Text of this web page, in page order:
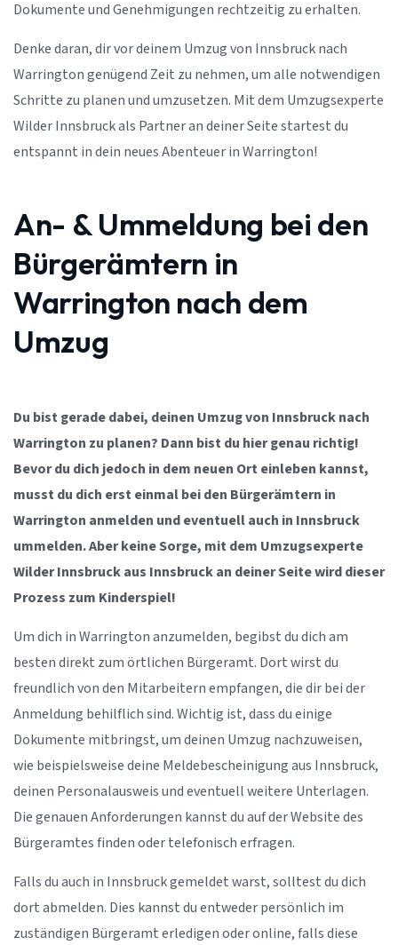
Dokumente und Genehmigungen rechtzeitig zu erhalten.
Denke daran, dir vor deinem Umzug von Innsbruck nach
Warrington genügend Zeit zu nehmen, um alle notwendigen
Schritte zu planen und umzusetzen. Mit dem Umzugsexperte
Wilder Innsbruck als Partner an deiner Seite startest du
entspannt in dein neues Abenteuer in Warrington!
An- & Ummeldung bei den
Bürgerämtern in
Warrington nach dem
Umzug
Du bist gerade dabei, deinen Umzug von Innsbruck nach
Warrington zu planen? Dann bist du hier genau richtig!
Bevor du dich jedoch in dem neuen Ort einleben kannst,
musst du dich erst einmal bei den Bürgerämtern in
Warrington anmelden und eventuell auch in Innsbruck
ummelden. Aber keine Sorge, mit dem Umzugsexperte
Wilder Innsbruck aus Innsbruck an deiner Seite wird dieser
Prozess zum Kinderspiel!
Um dich in Warrington anzumelden, begibst du dich am
besten direkt zum örtlichen Bürgeramt. Dort wirst du
freundlich von den Mitarbeitern empfangen, die dir bei der
Anmeldung behilflich sind. Wichtig ist, dass du einige
Dokumente mitbringst, um deinen Umzug nachzuweisen,
wie beispielsweise deine Meldebescheinigung aus Innsbruck,
deinen Personalausweis und eventuell weitere Unterlagen.
Die genauen Anforderungen kannst du auf der Website des
Bürgeramtes finden oder telefonisch erfragen.
Falls du auch in Innsbruck gemeldet warst, solltest du dich
dort abmelden. Dies kannst du entweder persönlich im
zuständigen Bürgeramt erledigen oder online, falls diese